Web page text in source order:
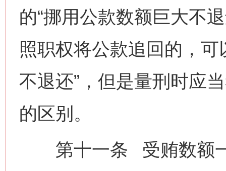
的“挪用公款数额巨大不
照职权将公款追回的，
不退还”，但是量刑时应
的区别。
第十一条 受贿数额一